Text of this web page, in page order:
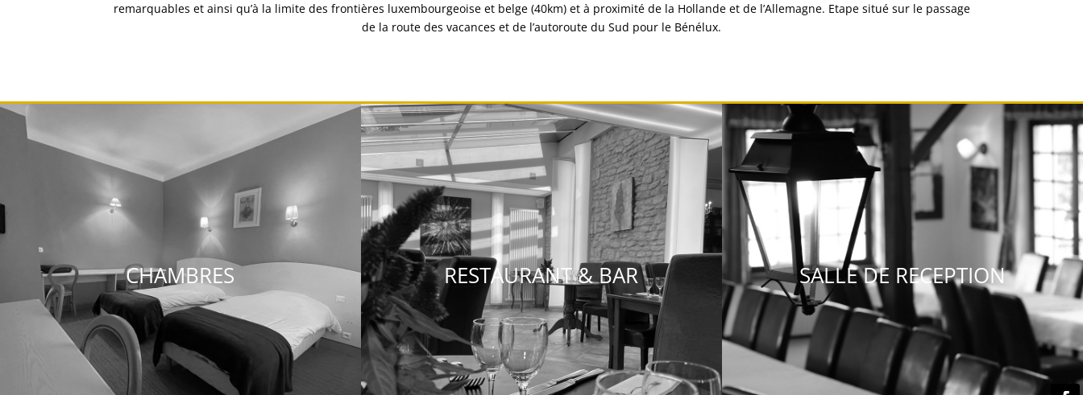
remarquables et ainsi qu’à la limite des frontières luxembourgeoise et belge (40km) et à proximité de la Hollande et de l’Allemagne. Etape situé sur le passage
de la route des vacances et de l’autoroute du Sud pour le Bénélux.
CHAMBRES RESTAURANT & BAR SALLE DE RECEPTION